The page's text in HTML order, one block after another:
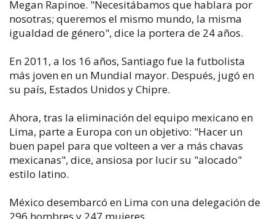
Megan Rapinoe. "Necesitábamos que hablara por
nosotras; queremos el mismo mundo, la misma
igualdad de género", dice la portera de 24 años.
En 2011, a los 16 años, Santiago fue la futbolista
más joven en un Mundial mayor. Después, jugó en
su país, Estados Unidos y Chipre.
Ahora, tras la eliminación del equipo mexicano en
Lima, parte a Europa con un objetivo: "Hacer un
buen papel para que volteen a ver a más chavas
mexicanas", dice, ansiosa por lucir su "alocado"
estilo latino.
México desembarcó en Lima con una delegación de